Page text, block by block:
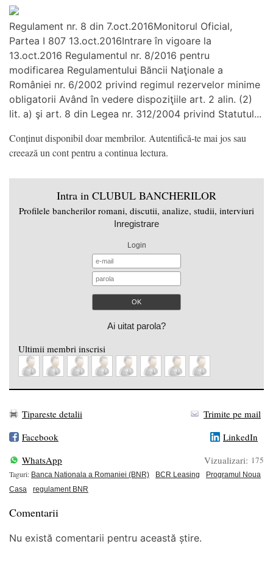
Regulament nr. 8 din 7.oct.2016Monitorul Oficial,
Partea I 807 13.oct.2016Intrare în vigoare la
13.oct.2016 Regulamentul nr. 8/2016 pentru
modificarea Regulamentului Băncii Naţionale a
României nr. 6/2002 privind regimul rezervelor minime
obligatorii Având în vedere dispoziţiile art. 2 alin. (2)
lit. a) şi art. 8 din Legea nr. 312/2004 privind Statutul...
Conținut disponibil doar membrilor. Autentifică-te mai jos sau
creează un cont pentru a continua lectura.
Intra in CLUBUL BANCHERILOR
Profilele bancherilor romani, discutii, analize, studii, interviuri
Inregistrare
Login
Ai uitat parola?
Ultimii membri inscrisi
Tipareste detalii
Trimite pe mail
Facebook
LinkedIn
WhatsApp
Vizualizari: 175
Taguri: Banca Nationala a Romaniei (BNR) BCR Leasing
Programul Noua
Casa
regulament BNR
Comentarii
Nu există comentarii pentru această știre.